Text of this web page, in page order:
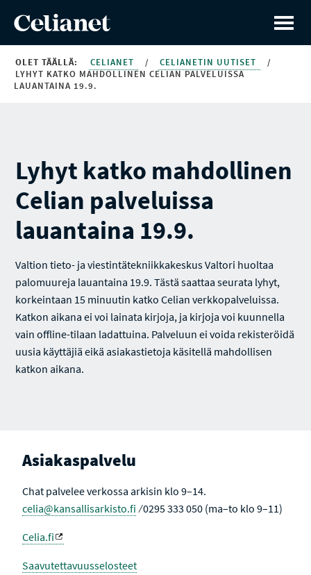
OLET TÄÄLLÄ: CELIANET / CELIANETIN UUTISET
/
LYHYT KATKO MAHDOLLINEN CELIAN PALVELUISSA
LAUANTAINA 19.9.
Lyhyt katko mahdollinen
Celian palveluissa
lauantaina 19.9.
Valtion tieto- ja viestintätekniikkakeskus Valtori huoltaa
palomuureja lauantaina 19.9. Tästä saattaa seurata lyhyt,
korkeintaan 15 minuutin katko Celian verkkopalveluissa.
Katkon aikana ei voi lainata kirjoja, ja kirjoja voi kuunnella
vain offline-tilaan ladattuina. Palveluun ei voida rekisteröidä
uusia käyttäjiä eikä asiakastietoja käsitellä mahdollisen
katkon aikana.
Asiakaspalvelu
Chat palvelee verkossa arkisin klo 9–14.
celia@kansallisarkisto.fi ⁄ 0295 333 050 (ma–to klo 9–11)
Celia.fi
Saavutettavuusselosteet